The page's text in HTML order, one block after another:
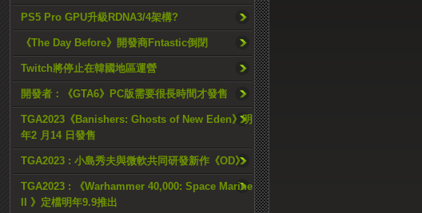
PS5 Pro GPU升級RDNA3/4架構?
《The Day Before》開發商Fntastic倒閉
Twitch將停止在韓國地區運營
開發者：《GTA6》PC版需要很長時間才發售
TGA2023《Banishers: Ghosts of New Eden》明
年2 月14 日發售
TGA2023 : 小島秀夫與微軟共同研發新作《OD》
TGA2023 : 《Warhammer 40,000: Space Marine
II 》定檔明年9.9推出